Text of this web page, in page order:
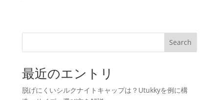
Search
最近のエントリ
脱げにくいシルクナイトキャップは？Utukkyを例に構